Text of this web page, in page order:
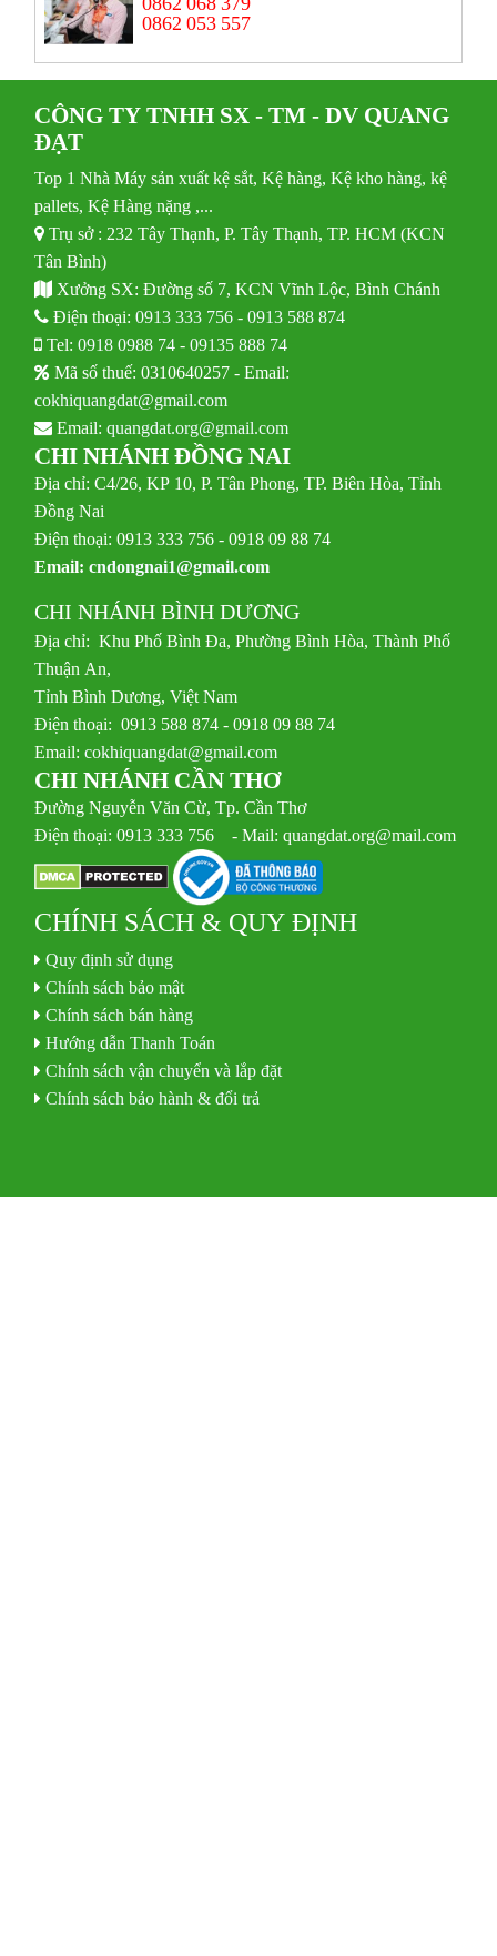
0862 053 557
CÔNG TY TNHH SX - TM - DV QUANG
ĐẠT
Top 1 Nhà Máy sản xuất kệ sắt, Kệ hàng, Kệ kho hàng, kệ
pallets, Kệ Hàng nặng ,...
Trụ sở : 232 Tây Thạnh, P. Tây Thạnh, TP. HCM (KCN
Tân Bình)
Xưởng SX: Đường số 7, KCN Vĩnh Lộc, Bình Chánh
Điện thoại:0913 333 756 -0913 588 874
Tel:0918 0988 74 -09135 888 74
Mã số thuế: 0310640257 - Email:
cokhiquangdat@gmail.com
Email:quangdat.org@gmail.com
CHI NHÁNH ĐỒNG NAI
Địa chỉ: C4/26, KP 10, P. Tân Phong, TP. Biên Hòa, Tỉnh
Đồng Nai
Điện thoại: 0913 333 756 - 0918 09 88 74
Email:cndongnai1@gmail.com
CHI NHÁNH BÌNH DƯƠNG
Địa chỉ: Khu Phố Bình Đa, Phường Bình Hòa, Thành Phố
Thuận An,
Tỉnh Bình Dương, Việt Nam
Điện thoại: 0913 588 874 - 0918 09 88 74
Email:cokhiquangdat@gmail.com
CHI NHÁNH CẦN THƠ
Đường Nguyễn Văn Cừ, Tp. Cần Thơ
Điện thoại: 0913 333 756 - Mail: quangdat.org@mail.com
CHÍNH SÁCH & QUY ĐỊNH
Quy định sử dụng
Chính sách bảo mật
Chính sách bán hàng
Hướng dẫn Thanh Toán
Chính sách vận chuyển và lắp đặt
Chính sách bảo hành & đổi trả